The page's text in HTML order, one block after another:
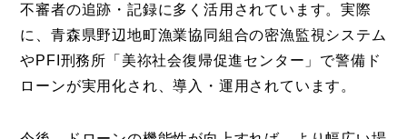
不審者の追跡・記録に多く活用されています。実際
に、青森県野辺地町漁業協同組合の密漁監視システム
やPFI刑務所「美祢社会復帰促進センター」で警備ド
ローンが実用化され、導入・運用されています。